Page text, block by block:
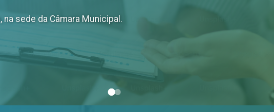
sede da Câmara Municipal.